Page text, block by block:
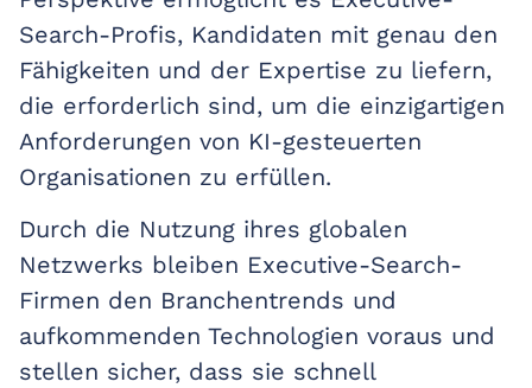
Search-Profis, Kandidaten mit genau den
Fähigkeiten und der Expertise zu liefern,
die erforderlich sind, um die einzigartigen
Anforderungen von KI-gesteuerten
Organisationen zu erfüllen.
Durch die Nutzung ihres globalen
Netzwerks bleiben Executive-Search-
Firmen den Branchentrends und
aufkommenden Technologien voraus und
stellen sicher, dass sie schnell